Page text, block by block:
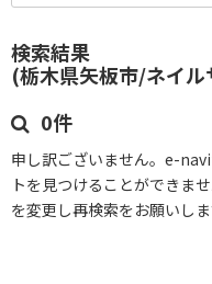
検索結果
(栃木県矢板市/ネイル
0件
申し訳ございません。e-
トを見つけることができま
を変更し再検索をお願いしま